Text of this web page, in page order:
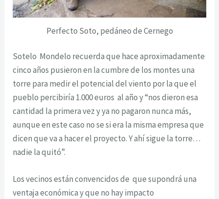
Perfecto Soto, pedáneo de Cernego
Sotelo Mondelo recuerda que hace aproximadamente
cinco años pusieron en la cumbre de los montes una
torre para medir el potencial del viento por la que el
pueblo percibiría 1.000 euros al año y “nos dieron esa
cantidad la primera vez y ya no pagaron nunca más,
aunque en este caso no se si era la misma empresa que
dicen que va a hacer el proyecto. Y ahí sigue la torre…
nadie la quitó”.
Los vecinos están convencidos de que supondrá una
ventaja económica y que no hay impacto